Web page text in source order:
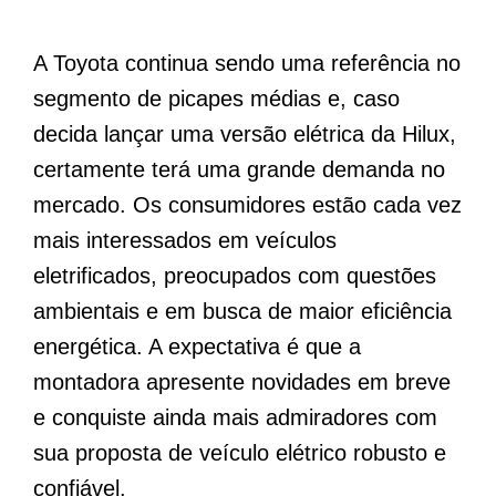
A Toyota continua sendo uma referência no
segmento de picapes médias e, caso
decida lançar uma versão elétrica da Hilux,
certamente terá uma grande demanda no
mercado. Os consumidores estão cada vez
mais interessados em veículos
eletrificados, preocupados com questões
ambientais e em busca de maior eficiência
energética. A expectativa é que a
montadora apresente novidades em breve
e conquiste ainda mais admiradores com
sua proposta de veículo elétrico robusto e
confiável.